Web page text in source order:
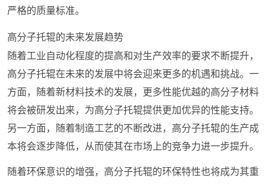
严格的质量标准。
高分子托辊的未来发展趋势
随着工业自动化程度的提高和对生产效率的要求不断提升，
高分子托辊在未来的发展中将会迎来更多的机遇和挑战。一
方面，随着新材料技术的发展，更多性能优越的高分子材料
将会被研发出来，为高分子托辊提供更加优异的性能支持。
另一方面，随着制造工艺的不断改进，高分子托辊的生产成
本将会逐步降低，从而使其在市场上的竞争力进一步提升。
随着环保意识的增强，高分子托辊的环保特性也将成为其重